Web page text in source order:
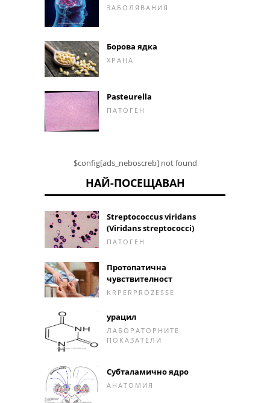
ЗАБОЛЯВАНИЯ
Борова ядка
ХРАНА
Pasteurella
ПАТОГЕН
$config[ads_neboscreb] not found
НАЙ-ПОСЕЩАВАН
Streptococcus viridans
(Viridans streptococci)
ПАТОГЕН
Протопатична
чувствителност
KRPERPROZESSE
урацил
ЛАБОРАТОРНИТЕ
ПОКАЗАТЕЛИ
Субталамично ядро
АНАТОМИЯ